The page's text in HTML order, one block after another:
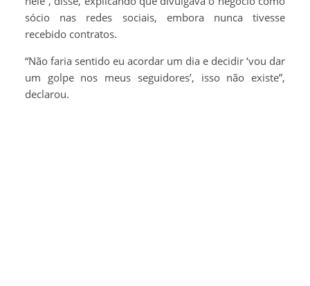
sócio nas redes sociais, embora nunca tivesse
recebido contratos.
“Não faria sentido eu acordar um dia e decidir ‘vou dar
um golpe nos meus seguidores’, isso não existe”,
declarou.